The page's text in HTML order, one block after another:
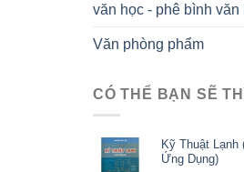
văn học - phê bình văn
Văn phòng phẩm
CÓ THỂ BẠN SẼ
Kỹ Thuật
Ứng Dụng)